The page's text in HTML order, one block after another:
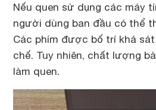
Nếu quen sử dụng các máy
người dùng ban đầu có thể
Các phím được bố trí khá
chế. Tuy nhiên, chất lượng
làm quen.